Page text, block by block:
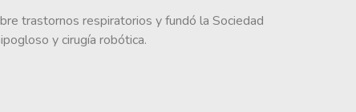
trastornos respiratorios y fundó la Sociedad
y cirugía robótica.